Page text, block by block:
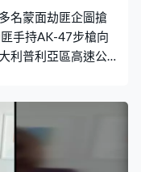
名蒙面劫匪企圖搶
手持AK-47步槍向
利普利亞區高速公
統啟動，劫匪未能
，其中兩人被捕，